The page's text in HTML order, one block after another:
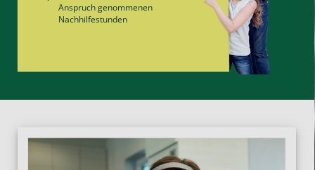
Anspruch genommenen
Nachhilfe­stunden